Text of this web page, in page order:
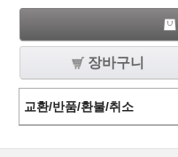
장바구니
교환/반품/환불/취소